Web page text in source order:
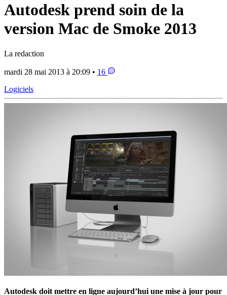
Autodesk prend soin de la
version Mac de Smoke 2013
La redaction
mardi 28 mai 2013 à 20:09 • 16
Logiciels
Autodesk doit mettre en ligne aujourd’hui une mise à jour pour